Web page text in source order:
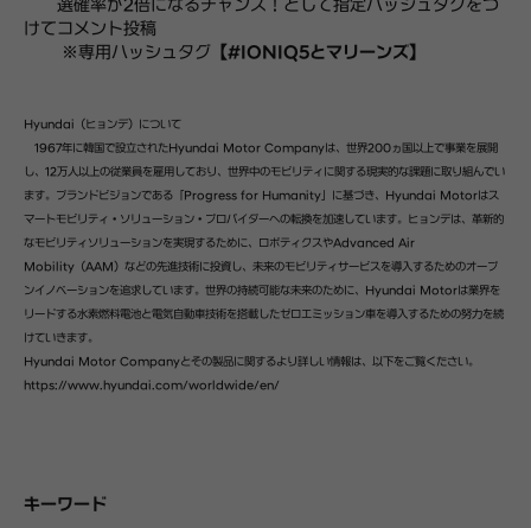
選確率が2倍になるチャンス！として指定ハッシュタグをつ
けてコメント投稿
※専用ハッシュタグ
【#IONIQ5とマリーンズ】
Hyundai（ヒョンデ）について
1967年に韓国で設立されたHyundai Motor Companyは、世界200ヵ国以上で事業を展開
し、12万人以上の従業員を雇用しており、世界中のモビリティに関する現実的な課題に取り組んでい
ます。ブランドビジョンである「Progress for Humanity」に基づき、Hyundai Motorはス
マートモビリティ・ソリューション・プロバイダーへの転換を加速しています。ヒョンデは、革新的
なモビリティソリューションを実現するために、ロボティクスやAdvanced Air
Mobility（AAM）などの先進技術に投資し、未来のモビリティサービスを導入するためのオープ
ンイノベーションを追求しています。世界の持続可能な未来のために、Hyundai Motorは業界を
リードする水素燃料電池と電気自動車技術を搭載したゼロエミッション車を導入するための努力を続
けていきます。
Hyundai Motor Companyとその製品に関するより詳しい情報は、以下をご覧ください。
https://www.hyundai.com/worldwide/en/
キーワード